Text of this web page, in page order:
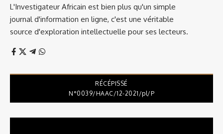
L'Investigateur Africain est bien plus qu'un simple
journal d'information en ligne, c'est une véritable
source d'exploration intellectuelle pour ses lecteurs.
RÉCÉPISSÉ
N°0039/HAAC/12-2021/pl/P